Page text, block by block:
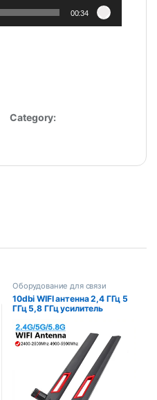
00:34
Category:
Оборудование для связи
10dbi WIFI антенна 2,4 ГГц 5
ГГц 5,8 ГГц усилитель
мужская универсальная
антенна Wi-Fi для усилителя
WLAN маршрутизатора